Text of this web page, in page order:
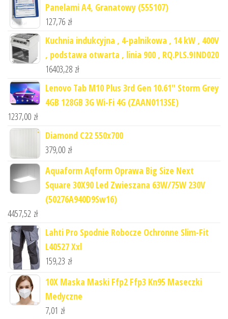
Panelami A4, Granatowy (555107)
127,76 zł
Kuchnia indukcyjna , 4-palnikowa , 14 kW , 400V
, podstawa otwarta , linia 900 , RQ.PLS.9IND020
16403,28 zł
Lenovo Tab M10 Plus 3rd Gen 10.61" Storm Grey
4GB 128GB 3G Wi-Fi 4G (ZAAN0113SE)
1237,00 zł
Diamond C22 550x700
379,00 zł
Aquaform Aqform Oprawa Big Size Next
Square 30X90 Led Zwieszana 63W/75W 230V
(50276A940D9Sw16)
4457,52 zł
Lahti Pro Spodnie Robocze Ochronne Slim-Fit
L40527 Xxl
159,23 zł
10X Maska Maski Ffp2 Ffp3 Kn95 Maseczki
Medyczne
7,01 zł